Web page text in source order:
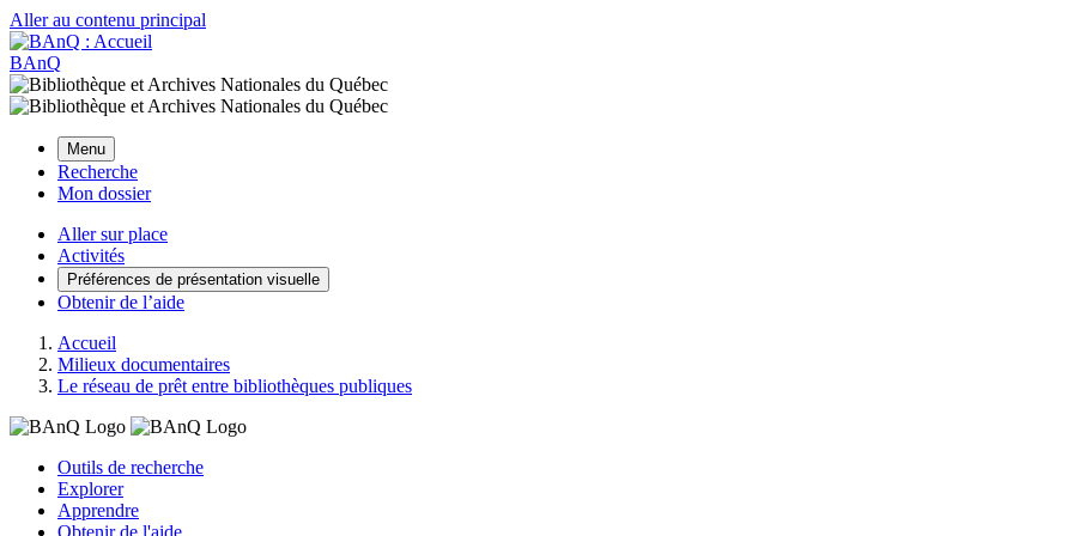
Aller au contenu principal
BAnQ
Menu
Recherche
Mon dossier
Aller sur place
Activités
Préférences de présentation visuelle
Obtenir de l’aide
Accueil
Milieux documentaires
Le réseau de prêt entre bibliothèques publiques
Outils de recherche
Explorer
Apprendre
Obtenir de l'aide